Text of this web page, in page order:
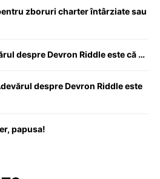
zboruri charter întârziate sau
despre Devron Riddle este că …
despre Devron Riddle este
papusa!